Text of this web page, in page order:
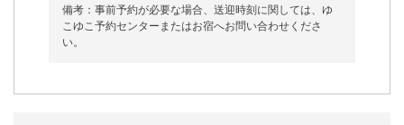
備考：事前予約が必要な場合、送迎時刻に関しては、ゆ
こゆこ予約センターまたはお宿へお問い合わせくださ
い。